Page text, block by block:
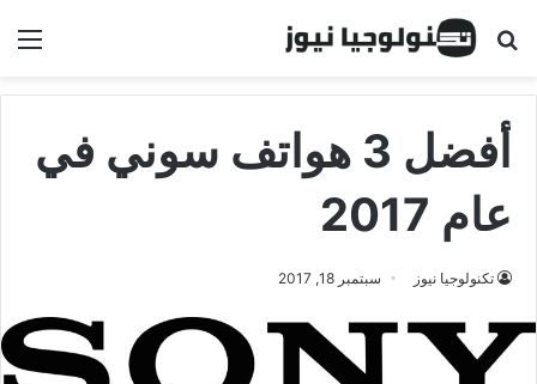
البحث عن
أفضل 3 هواتف سوني في
عام 2017
تكنولوجيا نيوز سبتمبر 18, 2017